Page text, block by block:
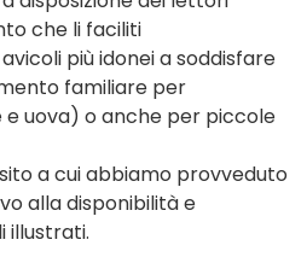
che li faciliti
più idonei a soddisfare
familiare per
uova) o anche per piccole
a cui abbiamo provveduto
alla disponibilità e
illustrati.